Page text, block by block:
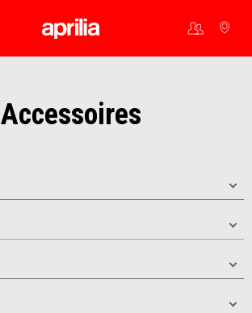
Ga naar de hoofdcontent
Accessoires